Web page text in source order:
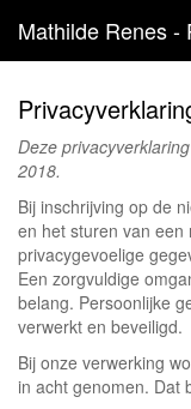
Mathilde Renes -
Deze
2018.
Bij inschrijving op de
en het sturen van een
privacygevoelige
Een zorgvuldige
belang. Persoonlijke
verwerkt en beveiligd.
Bij onze verwerking
in acht genomen. Dat